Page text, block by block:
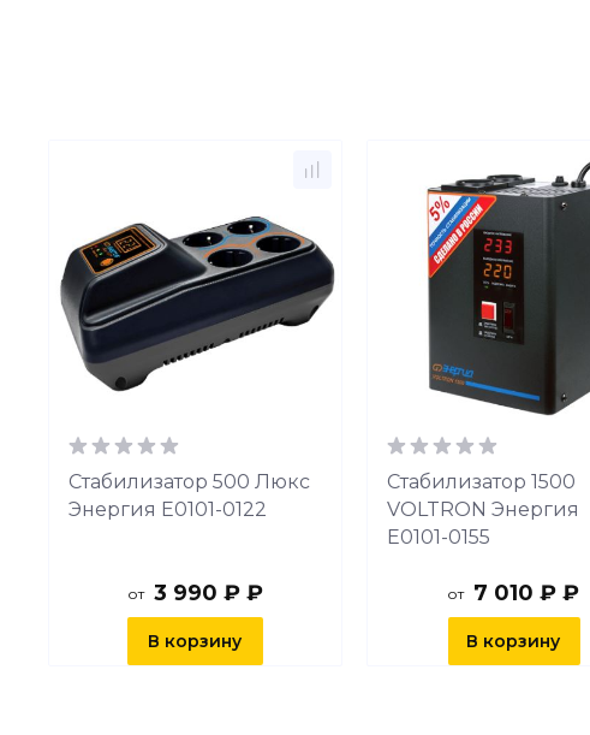
Стабилизатор 500 Люкс
Энергия Е0101-0122
от 3 990 ₽ ₽
В корзину
Стабилизатор 1500
VOLTRON Энергия
Е0101-0155
от 7 010 ₽ ₽
В корзину